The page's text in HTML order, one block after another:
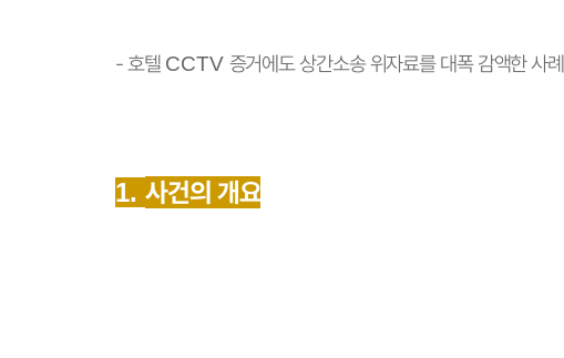
- 호텔 CCTV 증거에도 상간소송 위자료를 대폭 감액한 사례
1. 사건의 개요